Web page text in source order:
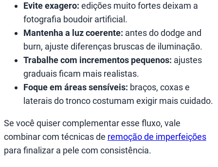
Evite exagero: edições muito fortes deixam a
fotografia boudoir artificial.
Mantenha a luz coerente: antes do dodge and
burn, ajuste diferenças bruscas de iluminação.
Trabalhe com incrementos pequenos: ajustes
graduais ficam mais realistas.
Foque em áreas sensíveis: braços, coxas e
laterais do tronco costumam exigir mais cuidado.
Se você quiser complementar esse fluxo, vale
combinar com técnicas de remoção de imperfeições
para finalizar a pele com consistência.